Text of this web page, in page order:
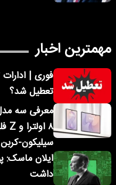
مهمترین اخبار
تعطیل شد؟
سیلیکون-کربن
داشت